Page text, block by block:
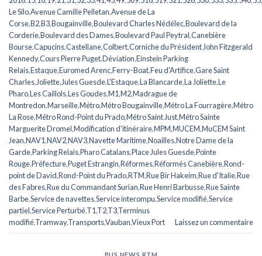
Le Silo,Avenue Camille Pelletan,Avenue de La
Corse,B2,B3,Bougainville,Boulevard Charles Nédélec,Boulevard de la
Corderie,Boulevard des Dames,Boulevard Paul Peytral,Canebière
Bourse,Capucins,Castellane,Colbert,Corniche du Président John Fitzgerald
Kennedy,Cours Pierre Puget,Déviation,Einstein Parking
Relais,Estaque,Euromed Arenc,Ferry-Boat,Feu d'Artifice,Gare Saint
Charles,Joliette,Jules Guesde,L'Estaque,La Blancarde,La Joliette,Le
Pharo,Les Caillols,Les Goudes,M1,M2,Madrague de
Montredon,Marseille,Métro,Métro Bougainville,Métro La Fourragère,Métro
La Rose,Métro Rond-Point du Prado,Métro Saint Just,Métro Sainte
Marguerite Dromel,Modification d'itinéraire,MPM,MUCEM,MuCEM Saint
Jean,NAV1,NAV2,NAV3,Navette Maritime,Noailles,Notre Dame de la
Garde,Parking Relais,Pharo Catalans,Place Jules Guesde,Pointe
Rouge,Préfecture,Puget Estrangin,Réformes,Réformés Canebière,Rond-
point de David,Rond-Point du Prado,RTM,Rue Bir Hakeim,Rue d'Italie,Rue
des Fabres,Rue du Commandant Surian,Rue Henri Barbusse,Rue Sainte
Barbe,Service de navettes,Service interompu,Service modifié,Service
partiel,Service Perturbé,T1,T2,T3,Terminus
modifié,Tramway,Transports,Vauban,Vieux Port Laissez un commentaire